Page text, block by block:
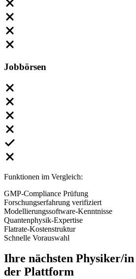
Jobbörsen
Funktionen im Vergleich:
GMP-Compliance Prüfung
Forschungserfahrung verifiziert
Modellierungssoftware-Kenntnisse
Quantenphysik-Expertise
Flatrate-Kostenstruktur
Schnelle Vorauswahl
Ihre nächsten Physiker/in
der Plattform